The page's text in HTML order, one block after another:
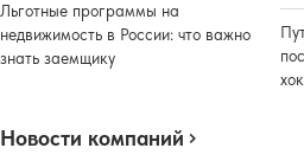
Льготные программы на
недвижимость в России: что важно
знать заемщику
Новости компаний